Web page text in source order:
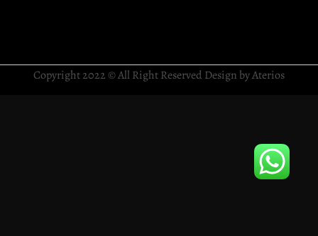
Copyright 2022 © All Right Reserved Design by Aterios